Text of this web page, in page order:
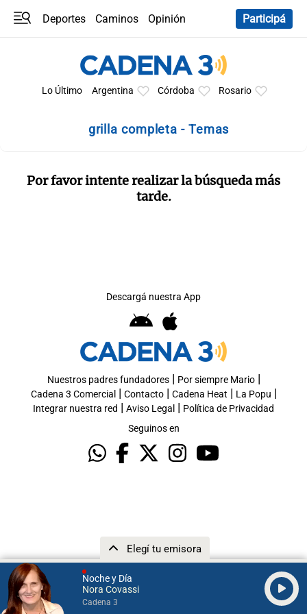
Noche y Día
Nora Covassi
Cadena 3
Elegí tu emisora
Deportes Caminos
Opinión
Participá
Lo Último Argentina Córdoba Rosario
grilla completa - Temas
Por favor intente realizar la búsqueda más
tarde.
Descargá nuestra App
Nuestros padres fundadores| Por siempre Mario|
Cadena 3 Comercial | Contacto| Cadena Heat | La Popu |
Integrar nuestra red | Aviso Legal | Política de Privacidad
Seguinos en